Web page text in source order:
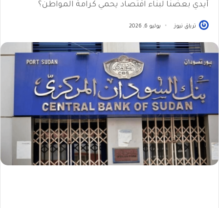
أيدي بعضنا لبناء اقتصاد يحمي كرامة المواطن؟
ترياق نيوز يوليو 6, 2026